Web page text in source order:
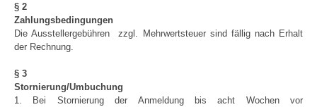
§ 2
Zahlungsbedingungen
Die Ausstellergebühren zzgl. Mehrwertsteuer sind fällig nach Erhalt
der Rechnung.
§ 3
Stornierung/Umbuchung
1. Bei Stornierung der Anmeldung bis acht Wochen vor